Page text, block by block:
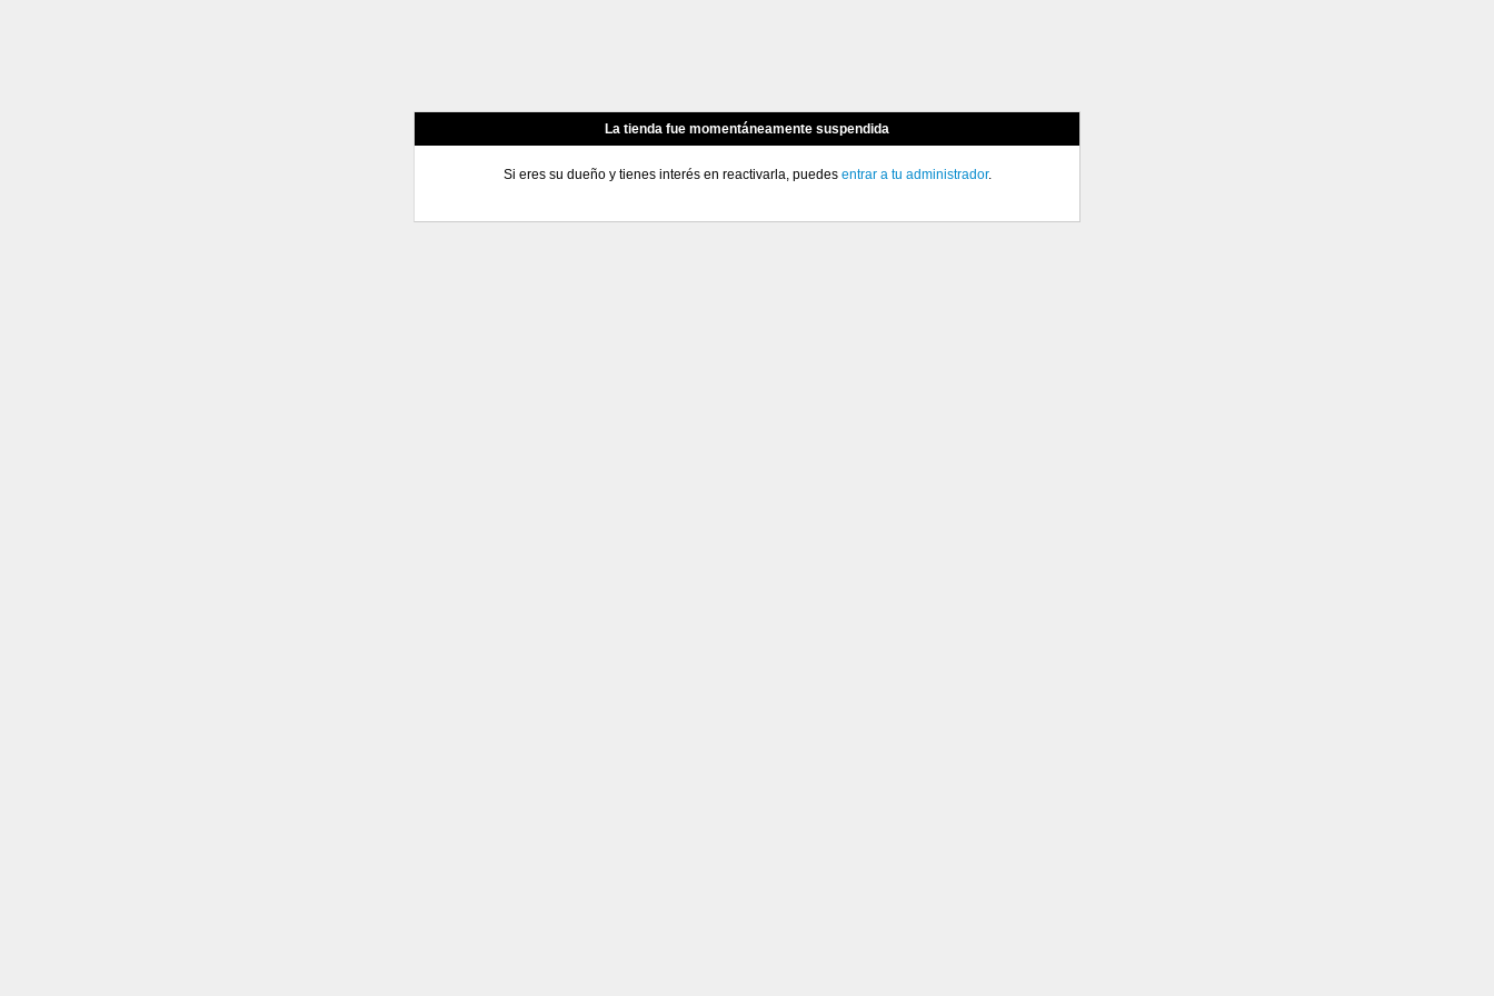
La tienda fue momentáneamente suspendida
Si eres su dueño y tienes interés en reactivarla, puedes entrar a tu administrador.